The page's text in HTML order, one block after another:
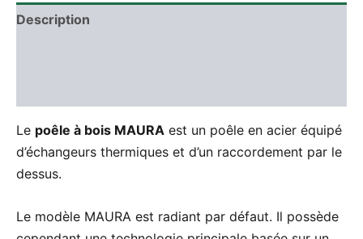
Description
Le poêle à bois MAURA est un poêle en acier équipé
d’échangeurs thermiques et d’un raccordement par le
dessus.
Le modèle MAURA est radiant par défaut. Il possède